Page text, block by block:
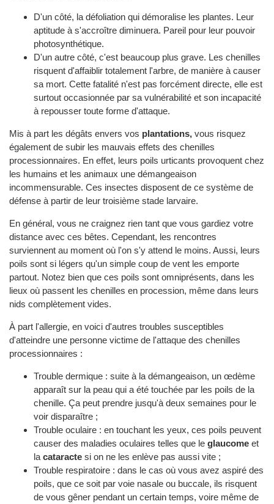
D'un côté, la défoliation qui démoralise les plantes. Leur
aptitude à s'accroître diminuera. Pareil pour leur pouvoir
photosynthétique.
D'un autre côté, c'est beaucoup plus grave. Les chenilles
risquent d'affaiblir totalement l'arbre, de manière à causer
sa mort. Cette fatalité n'est pas forcément directe, elle est
surtout occasionnée par sa vulnérabilité et son incapacité
à repousser toute forme d'attaque.
Mis à part les dégâts envers vos plantations, vous risquez
également de subir les mauvais effets des chenilles
processionnaires. En effet, leurs poils urticants provoquent chez
les humains et les animaux une démangeaison
incommensurable. Ces insectes disposent de ce système de
défense à partir de leur troisième stade larvaire.
En général, vous ne craignez rien tant que vous gardiez votre
distance avec ces bêtes. Cependant, les rencontres
surviennent au moment où l'on s'y attend le moins. Aussi, leurs
poils sont si légers qu'un simple coup de vent les emporte
partout. Notez bien que ces poils sont omniprésents, dans les
lieux où passent les chenilles en procession, même dans leurs
nids complètement vides.
À part l'allergie, en voici d'autres troubles susceptibles
d'atteindre une personne victime de l'attaque des chenilles
processionnaires :
Trouble dermique : suite à la démangeaison, un œdème
apparaît sur la peau qui a été touchée par les poils de la
chenille. Ça peut prendre jusqu'à deux semaines pour le
voir disparaître ;
Trouble oculaire : en touchant les yeux, ces poils peuvent
causer des maladies oculaires telles que le glaucome et
la cataracte si on ne les enlève pas aussi vite ;
Trouble respiratoire : dans le cas où vous avez aspiré des
poils, que ce soit par voie nasale ou buccale, ils risquent
de vous gêner pendant un certain temps, voire même de